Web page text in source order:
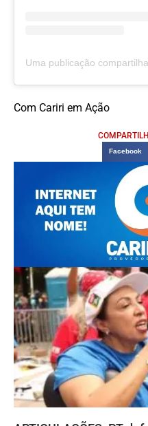
Com Cariri em Ação
Facebook